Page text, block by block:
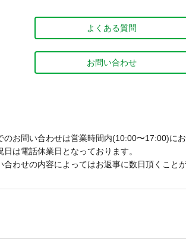
よくある質問
お問い合わせ
のお問い合わせは営業時間内(10:00〜17:00)にお
日は電話休業日となっております。
合わせの内容によってはお返事に数日頂くこと